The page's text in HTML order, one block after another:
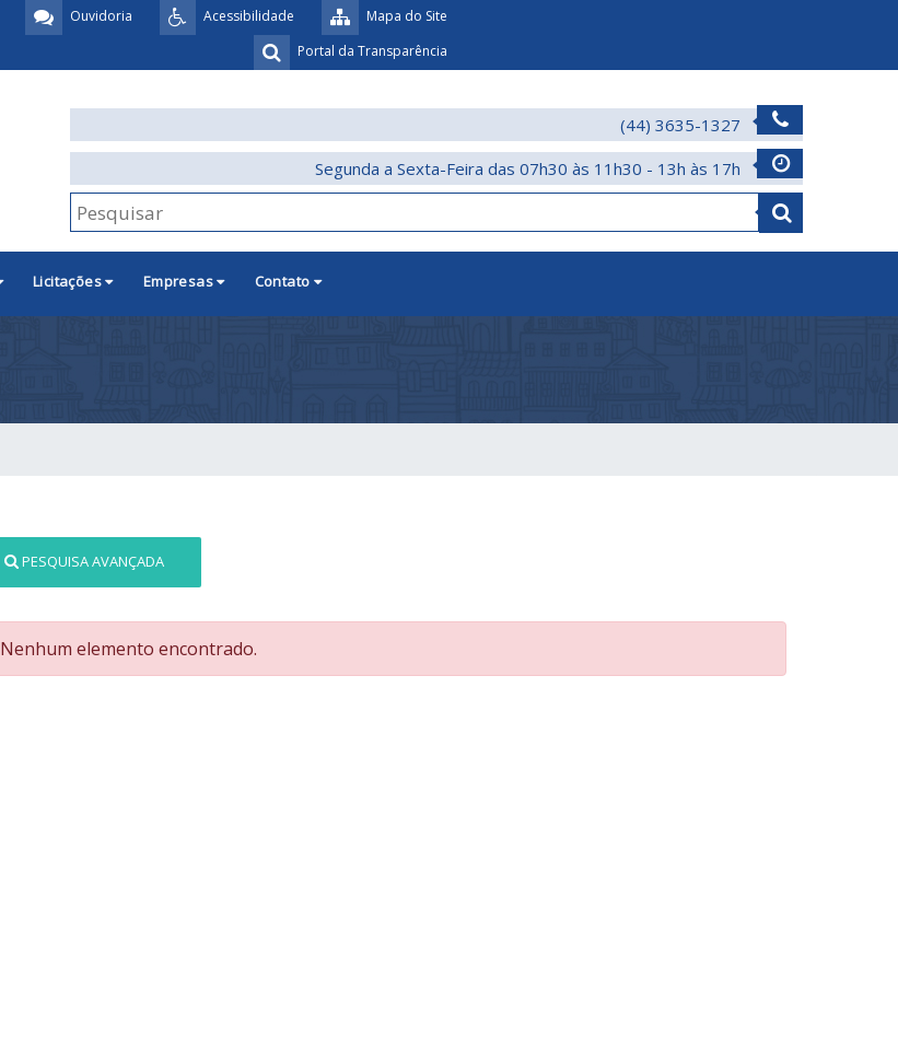
Mapa do Site
Acessibilidade
Ouvidoria
Portal da Transparência
(44) 3635-1327
Segunda a Sexta-Feira das 07h30 às 11h30 - 13h às 17h
Licitações Empresas Contato
PESQUISA AVANÇADA
Nenhum elemento encontrado.